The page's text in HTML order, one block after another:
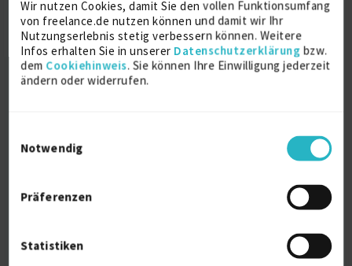
Wir nutzen Cookies, damit Sie den vollen Funktionsumfang
von freelance.de nutzen können und damit wir Ihr
Nutzungserlebnis stetig verbessern können. Weitere
Infos erhalten Sie in unserer Datenschutzerklärung bzw.
dem Cookiehinweis. Sie können Ihre Einwilligung jederzeit
ändern oder widerrufen.
Notwendig
Präferenzen
Statistiken
IATF 16949 12 J.
Qualitätsmanagement (allg.)
VDA 6.3
DIN EN ISO 9001 12 J.
Verfügbarkeit einsehen